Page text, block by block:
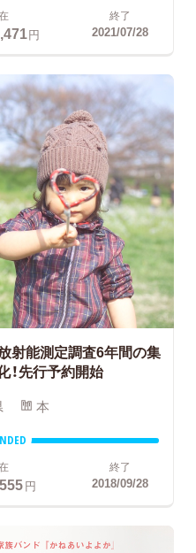
円
終了
2021/07/28
射能測定調査6年間の集
！先行予約開始
本
円
終了
2018/09/28